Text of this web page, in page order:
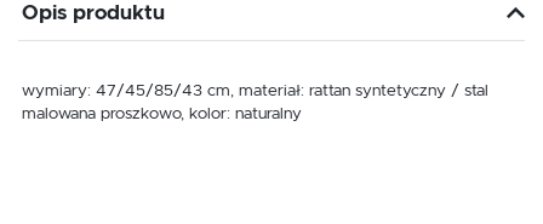
Opis produktu
wymiary: 47/45/85/43 cm, materiał: rattan syntetyczny / stal
malowana proszkowo, kolor: naturalny